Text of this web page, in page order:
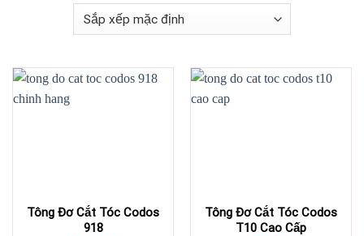
Tông Đơ Cắt Tóc Codos
918
Tông Đơ Cắt Tóc Codos
T10 Cao Cấp